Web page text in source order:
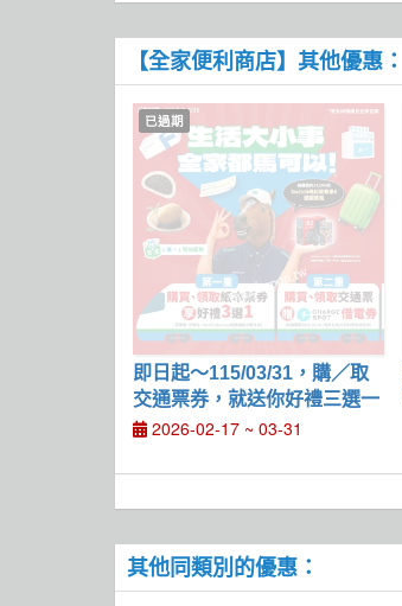
【全家便利商店】其他優惠：
已過期
即日起～115/03/31，購／取
交通票券，就送你好禮三選一
2026-02-17 ~ 03-31
其他同類別的優惠：